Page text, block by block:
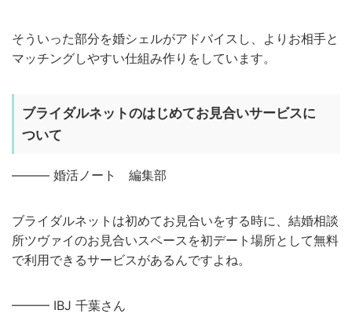
そういった部分を婚シェルがアドバイスし、よりお相手と
マッチングしやすい仕組み作りをしています。
ブライダルネットのはじめてお見合いサービスに
ついて
——— 婚活ノート 編集部
ブライダルネットは初めてお見合いをする時に、結婚相談
所ツヴァイのお見合いスペースを初デート場所として無料
で利用できるサービスがあるんですよね。
——— IBJ 千葉さん